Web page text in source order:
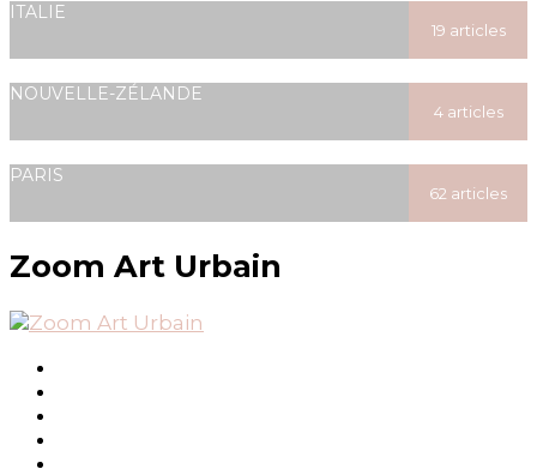
posted
ITALIE
19 articles
posted
NOUVELLE-ZÉLANDE
4 articles
posted
PARIS
62 articles
Zoom Art Urbain